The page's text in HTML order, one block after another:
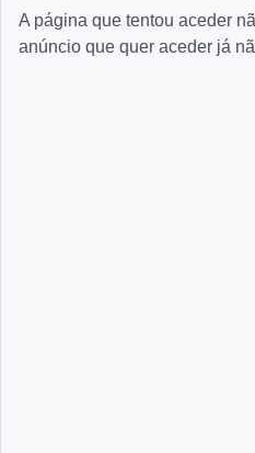
A página que tentou aceder
anúncio que quer aceder já